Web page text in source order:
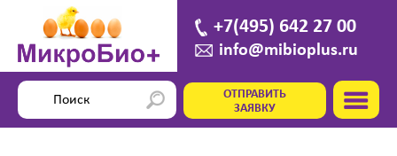
+7(495) 642 27 00
info@mibioplus.ru
ОТПРАВИТЬ
ЗАЯВКУ